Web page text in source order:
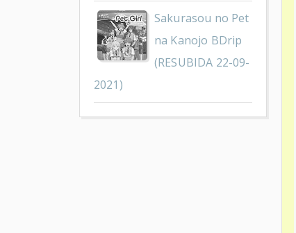
Sakurasou no Pet
na Kanojo BDrip
(RESUBIDA 22-09-
2021)